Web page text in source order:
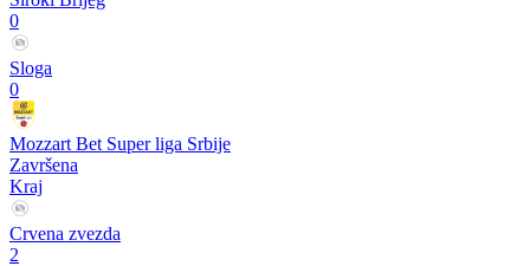
0
Sloga
0
Mozzart Bet Super liga Srbije
Završena
Kraj
Crvena zvezda
2